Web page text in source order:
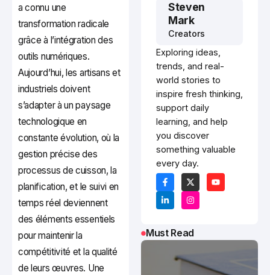
a connu une
transformation radicale
grâce à l’intégration des
outils numériques.
Aujourd’hui, les artisans et
industriels doivent
s’adapter à un paysage
technologique en
constante évolution, où la
gestion précise des
processus de cuisson, la
planification, et le suivi en
temps réel deviennent
des éléments essentiels
pour maintenir la
compétitivité et la qualité
de leurs œuvres. Une
Steven
Mark
Creators
Exploring ideas,
trends, and real-
world stories to
inspire fresh thinking,
support daily
learning, and help
you discover
something valuable
every day.
Must Read